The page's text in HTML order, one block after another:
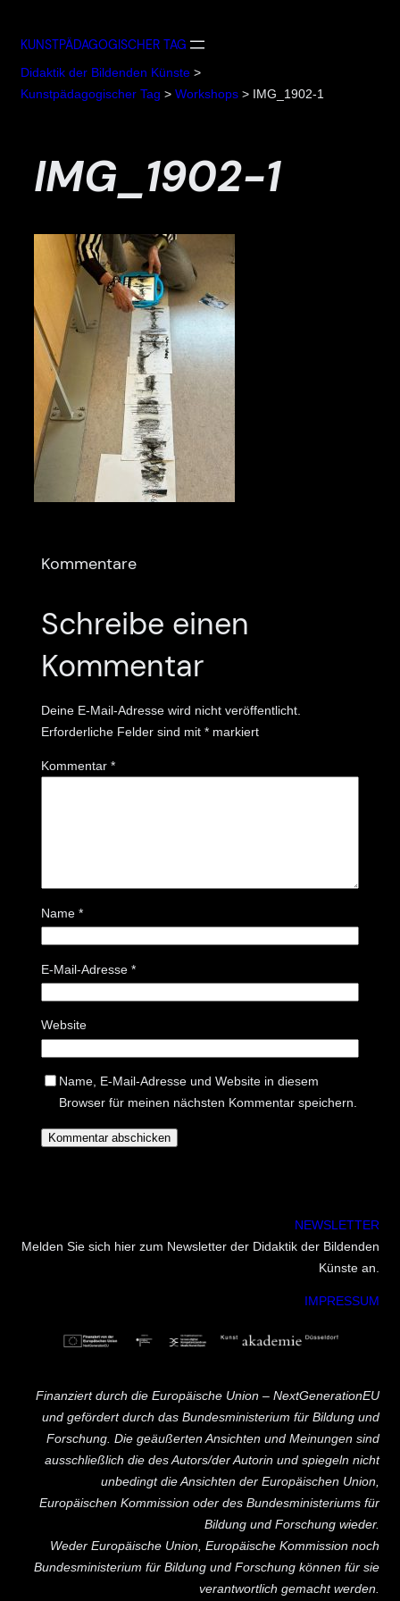
Inhalt
KUNSTPÄDAGOGISCHER TAG
Didaktik der Bildenden Künste >
Kunstpädagogischer Tag > Workshops > IMG_1902-1
IMG_1902-1
Kommentare
Schreibe einen
Kommentar
Deine E-Mail-Adresse wird nicht veröffentlicht.
Erforderliche Felder sind mit * markiert
Kommentar *
Name *
E-Mail-Adresse *
Website
Name, E-Mail-Adresse und Website in diesem
Browser für meinen nächsten Kommentar speichern.
NEWSLETTER
Melden Sie sich hier zum Newsletter der Didaktik der Bildenden
Künste an.
IMPRESSUM
Finanziert durch die Europäische Union – NextGenerationEU
und gefördert durch das Bundesministerium für Bildung und
Forschung. Die geäußerten Ansichten und Meinungen sind
ausschließlich die des Autors/der Autorin und spiegeln nicht
unbedingt die Ansichten der Europäischen Union,
Europäischen Kommission oder des Bundesministeriums für
Bildung und Forschung wieder.
Weder Europäische Union, Europäische Kommission noch
Bundesministerium für Bildung und Forschung können für sie
verantwortlich gemacht werden.